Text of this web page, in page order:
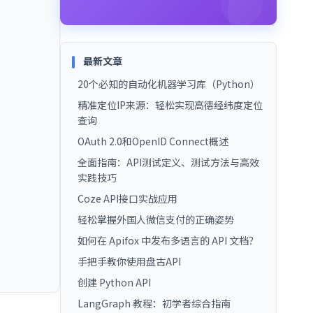
最新文章
20个必知的自动化机器学习库（Python）
精准定位IP来源：轻松实现高德经纬度定位
查询
OAuth 2.0和OpenID Connect概述
全面指南：API测试定义、测试方法与高效
实践技巧
Coze API接口实战应用
轻松掌握外国人微信支付的正确姿势
如何在 Apifox 中发布多语言的 API 文档？
手把手教你使用盘古API
创建 Python API
LangGraph 教程：初学者综合指南